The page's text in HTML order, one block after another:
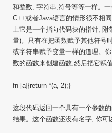
和整数, 字符串,符号等等一样。
C++或者Java语言的情形很不相
上它是一个指向代码块的指针,
量)。只有在把函数赋予其他符号
或字符串赋予变量一样的道理。
数的函数来创建函数,然后把它赋
fn [a]{return *(a, 2);}
这段代码返回一个具有一个参数
结果。这个函数还没有名字, 你可